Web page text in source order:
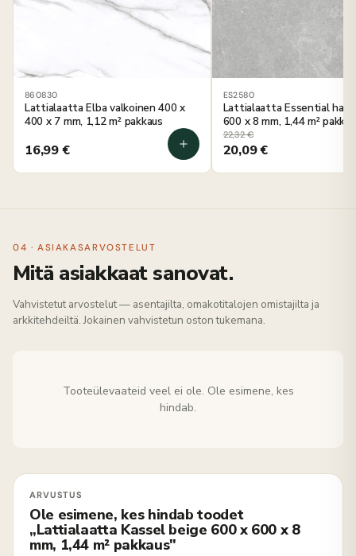
860830
Lattialaatta Elba valkoinen 400 x
400 x 7 mm, 1,12 m² pakkaus
16,99€
ES2580
Lattialaatta Essential
600 x 8 mm, 1,44 m²
22,32€
20,09€
04 · ASIAKASARVOSTELUT
Mitä asiakkaat sanovat.
Vahvistetut arvostelut — asentajilta, omakotitalojen omistajilta ja
arkkitehdeiltä. Jokainen vahvistetun oston tukemana.
Tooteülevaateid veel ei ole. Ole esimene, kes
hindab.
Ole esimene, kes hindab toodet
„Lattialaatta Kassel beige 600 x 600 x 8
mm, 1,44 m² pakkaus"